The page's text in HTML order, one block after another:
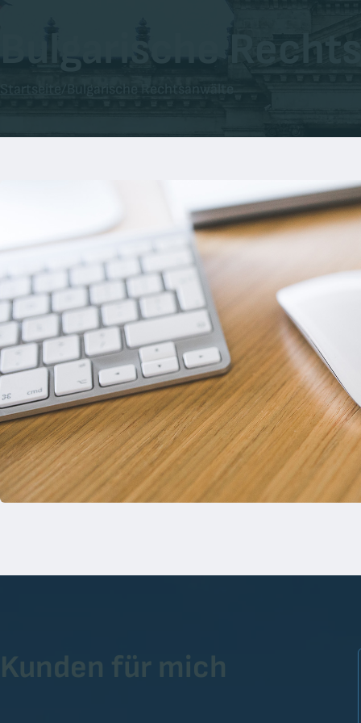
Bulgarische
Bulgarische Rechtsanwälte
Kunden für mich